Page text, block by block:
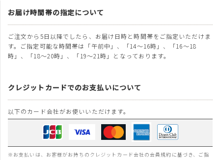
お届け時間帯の指定について
ご注文から5日以降でしたら、お届け日時と時間帯をご指定いただけま
す。ご指定可能な時間帯は「午前中」、「14～16時」、「16～18
時」、「18～20時」、「19～21時」となっております。
クレジットカードでのお支払いについて
以下のカード会社がお使いいただけます。
※お支払いは、お客様がお持ちのクレジットカード会社の会員規約に基づき、ご指